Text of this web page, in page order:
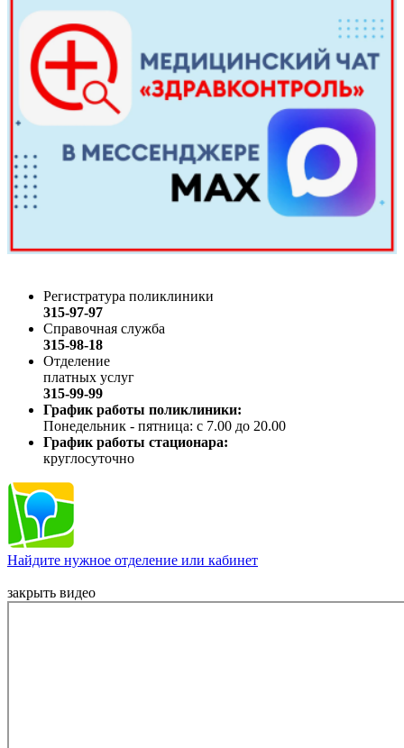
Регистратура поликлиники
315-97-97
Справочная служба
315-98-18
Отделение
платных услуг
315-99-99
График работы поликлиники:
Понедельник - пятница: с 7.00 до 20.00
График работы стационара:
круглосуточно
Найдите нужное отделение или кабинет
закрыть видео